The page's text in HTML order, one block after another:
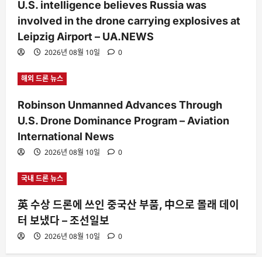
U.S. intelligence believes Russia was
involved in the drone carrying explosives at
Leipzig Airport – UA.NEWS
2026년 08월 10일 0
해외 드론 뉴스
Robinson Unmanned Advances Through
U.S. Drone Dominance Program – Aviation
International News
2026년 08월 10일 0
국내 드론 뉴스
英 수상 드론에 쓰인 중국산 부품, 中으로 몰래 데이
터 보냈다 – 조선일보
2026년 08월 10일 0